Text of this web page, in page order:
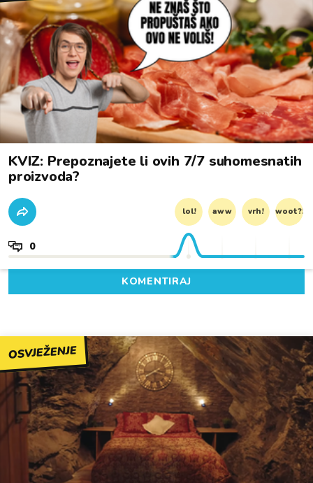
KVIZ: Prepoznajete li ovih 7/7 suhomesnatih
proizvoda?
lol! aww vrh! woot?!
0
KOMENTIRAJ
OSVJEŽENJE